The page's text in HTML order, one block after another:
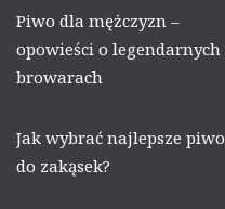
Piwo dla mężczyzn –
opowieści o legendarnych
browarach
Jak wybrać najlepsze piwo
do zakąsek?